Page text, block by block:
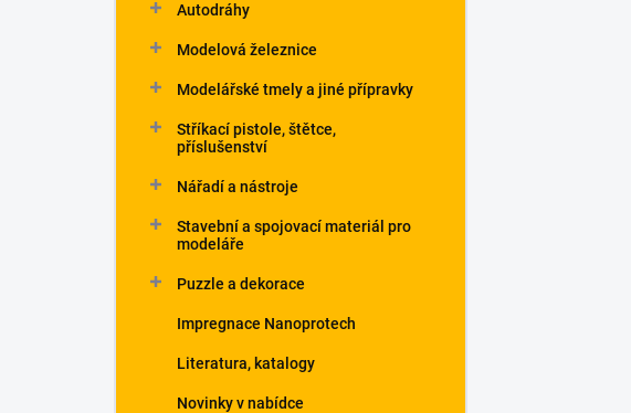
Autodráhy
Modelová železnice
Modelářské tmely a jiné přípravky
Stříkací pistole, štětce,
příslušenství
Nářadí a nástroje
Stavební a spojovací materiál pro
modeláře
Puzzle a dekorace
Impregnace Nanoprotech
Literatura, katalogy
Novinky v nabídce